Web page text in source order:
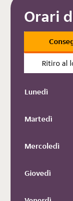
Orari
Ritiro al
Lunedì
Martedì
Mercoledì
Giovedì